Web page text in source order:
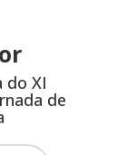
do XI
de